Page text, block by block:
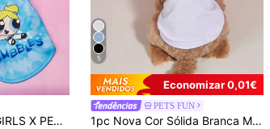
THE POWERPUFF GIRLS X PETSIN 1 peça Colete para Animais de Estimação com Estampa de Letra e Menina de Olhos Grandes Fofa, Super Macio e Amigável à Pele, Respirável, Mantém o Seu Gato ou Cão Fresco e Confortável, Ótimo para Relaxar em Casa ou Brincar ao Ar Livre, Um Visual Divertido para o Dia a Dia do Seu Amigo Peludo
5
Economizar 0,01€
PETS FUN
1pc Nova Cor Sólida Branca Manga Curta Confortável Respirável Pet Camiseta Para Cães Pequenos E Gatos Em Torno Do Pescoço Roupas